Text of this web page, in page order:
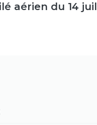
aérien du 14